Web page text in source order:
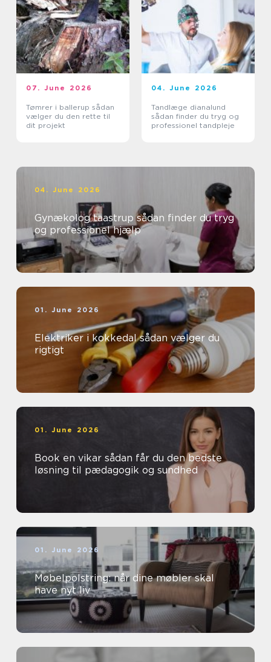
07. June 2026
Tømrer i ballerup sådan
vælger du den rette til
dit projekt
04. June 2026
Tandlæge dianalund
sådan finder du tryg og
professionel tandpleje
04. June 2026
Gynækolog taastrup sådan finder du tryg
og professionel hjælp
01. June 2026
Elektriker i kokkedal sådan vælger du
rigtigt
01. June 2026
Book en vikar sådan får du den bedste
løsning til pædagogik og sundhed
01. June 2026
Møbelpolstring: når dine møbler skal
have nyt liv